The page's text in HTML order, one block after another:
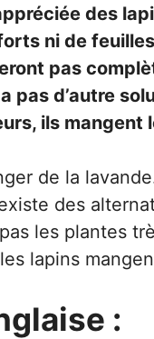
des
ni de
pas
pas d’autre
ils mangent
de la
des
les plantes
lapins
: